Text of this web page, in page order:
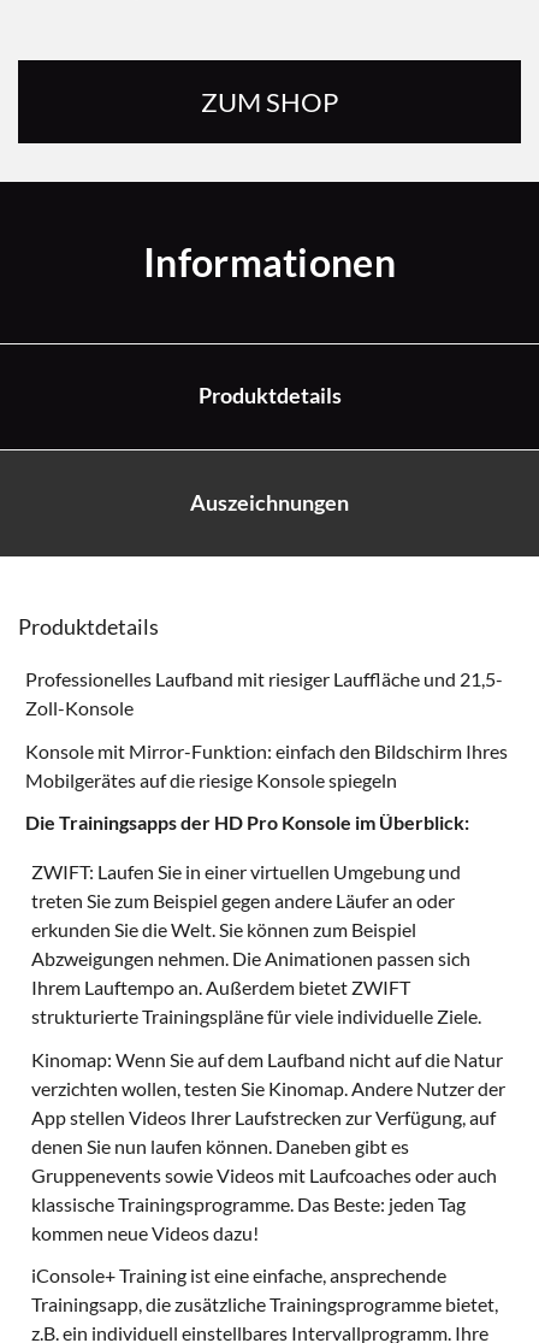
ZUM SHOP
Informationen
Produktdetails
Auszeichnungen
Produktdetails
Professionelles Laufband mit riesiger Lauffläche und 21,5-
Zoll-Konsole
Konsole mit Mirror-Funktion: einfach den Bildschirm Ihres
Mobilgerätes auf die riesige Konsole spiegeln
Die Trainingsapps der HD Pro Konsole im Überblick:
ZWIFT: Laufen Sie in einer virtuellen Umgebung und
treten Sie zum Beispiel gegen andere Läufer an oder
erkunden Sie die Welt. Sie können zum Beispiel
Abzweigungen nehmen. Die Animationen passen sich
Ihrem Lauftempo an. Außerdem bietet ZWIFT
strukturierte Trainingspläne für viele individuelle Ziele.
Kinomap: Wenn Sie auf dem Laufband nicht auf die Natur
verzichten wollen, testen Sie Kinomap. Andere Nutzer der
App stellen Videos Ihrer Laufstrecken zur Verfügung, auf
denen Sie nun laufen können. Daneben gibt es
Gruppenevents sowie Videos mit Laufcoaches oder auch
klassische Trainingsprogramme. Das Beste: jeden Tag
kommen neue Videos dazu!
iConsole+ Training ist eine einfache, ansprechende
Trainingsapp, die zusätzliche Trainingsprogramme bietet,
z.B. ein individuell einstellbares Intervallprogramm. Ihre